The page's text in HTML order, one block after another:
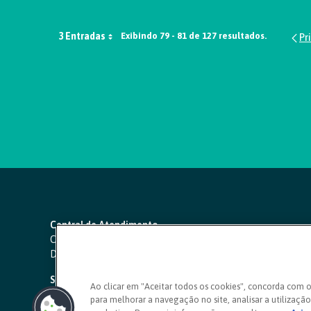
3 Entradas Exibindo 79 - 81 de 127 resultados.
Central de Atendimento
Capitais e regiões metropolitanas:
Demais localidades:
SAC 24 horas
Ouvidoria
Ao clicar em "Aceitar todos os cookies", concorda com
para melhorar a navegação no site, analisar a